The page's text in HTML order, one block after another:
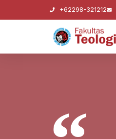
+62298-321212